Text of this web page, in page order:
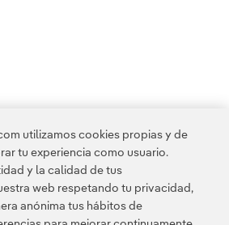
integra inteligencia
integra inteligencia
Iberdrola integra
10 11 ... 20 21 ...
utilizamos cookies propias y de
tu experiencia como usuario.
y la calidad de tus
web respetando tu privacidad,
anónima tus hábitos de